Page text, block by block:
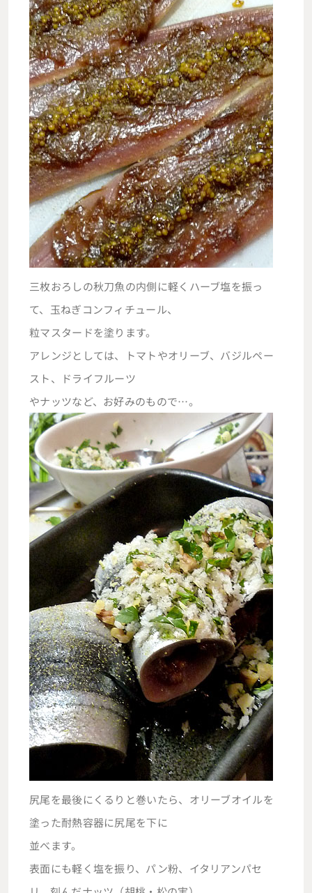
三枚おろしの秋刀魚の内側に軽くハーブ塩を振っ
て、玉ねぎコンフィチュール、
粒マスタードを塗ります。
アレンジとしては、トマトやオリーブ、バジルペー
スト、ドライフルーツ
やナッツなど、お好みのもので…。
尻尾を最後にくるりと巻いたら、オリーブオイルを
塗った耐熱容器に尻尾を下に
並べます。
表面にも軽く塩を振り、パン粉、イタリアンパセ